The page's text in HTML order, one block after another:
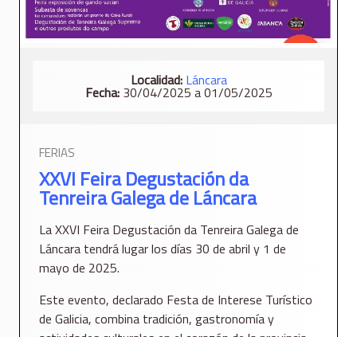
Localidad: Láncara
Fecha:30/04/2025 a 01/05/2025
FERIAS
XXVI Feira Degustación da
Tenreira Galega de Láncara
La XXVI Feira Degustación da Tenreira Galega de
Láncara tendrá lugar los días 30 de abril y 1 de
mayo de 2025.
Este evento, declarado Festa de Interese Turístico
de Galicia, combina tradición, gastronomía y